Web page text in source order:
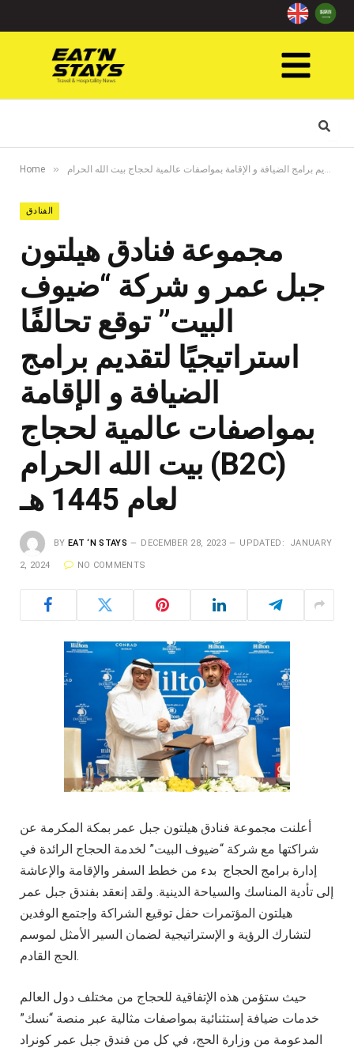
Home »
الفنادق
مجموعة فنادق هيلتون
جبل عمر و شركة “ضيوف
البيت” توقع تحالفًا
استراتيجيًا لتقديم برامج
الضيافة و الإقامة
بمواصفات عالمية لحجاج
بيت الله الحرام (B2C)
لعام 1445 هـ
BY EAT ‘N STAYS DECEMBER 28, 2023 UPDATED: JANUARY
2, 2024 NO COMMENTS
أعلنت مجموعة فنادق هيلتون جبل عمر بمكة المكرمة عن
شراكتها مع شركة “ضيوف البيت” لخدمة الحجاج الرائدة في
إدارة برامج الحجاج بدء من خطط السفر والإقامة والإعاشة
إلى تأدية المناسك والسياحة الدينية. ولقد إنعقد بفندق جبل عمر
هيلتون المؤتمرات حفل توقيع الشراكة وإجتمع الوفدين
لتشارك الرؤية و الإستراتيجية لضمان السير الأمثل لموسم
الحج القادم.
حيث ستؤمن هذه الإتفاقية للحجاج من مختلف دول العالم
خدمات ضيافة إستثنائية بمواصفات مثالية عبر منصة “نسك”
المدعومة من وزارة الحج، في كل من فندق جبل عمر كونراد